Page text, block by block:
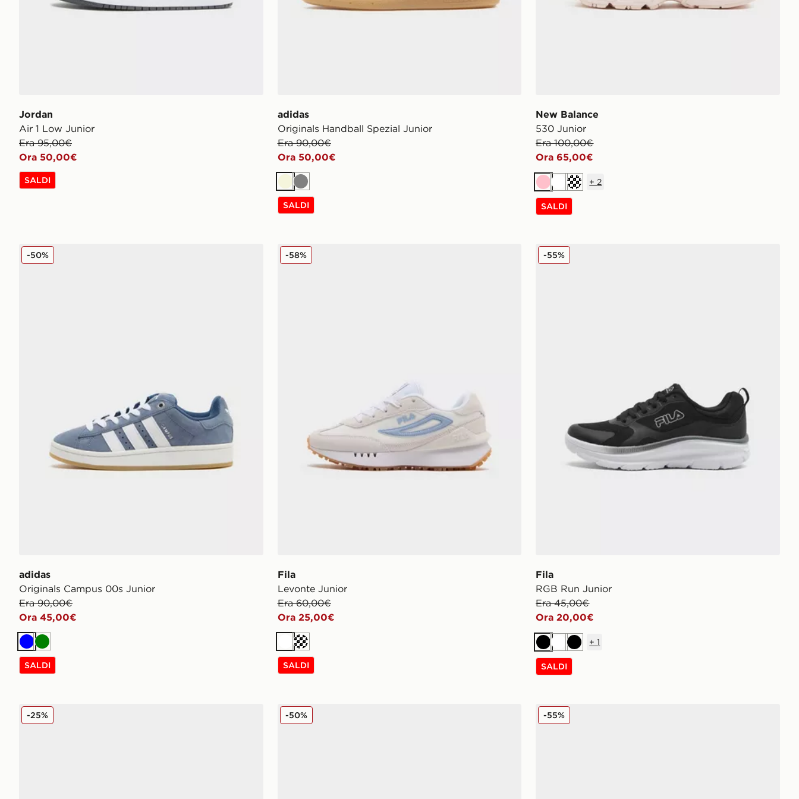
Jordan
Air 1 Low Junior
Era 95,00€
Ora 50,00€
SALDI
adidas
Originals Handball Spezial Junior
Era 90,00€
Ora 50,00€
BeigeGrigio
SALDI
New Balance
530 Junior
Era 100,00€
Ora 65,00€
RosaBianco
Crema
+2
SALDI
adidas Originals Campus 00s Junior
adidas
Originals Campus 00s Junior
Era 90,00€
Ora 45,00€
-50%
BluVerde
SALDI
Fila Levonte Junior
Fila
Levonte Junior
Era 60,00€
Ora 25,00€
-58%
BiancoCrema
SALDI
Fila RGB Run Junior
Fila
RGB Run Junior
Era 45,00€
Ora 20,00€
-55%
NeroBianco
Nero
+1
SALDI
Nike Shox TL Junior
-25% adidas Originals Handball Spezial Junior
-50% adidas Originals Campus 00s Junior
-55%